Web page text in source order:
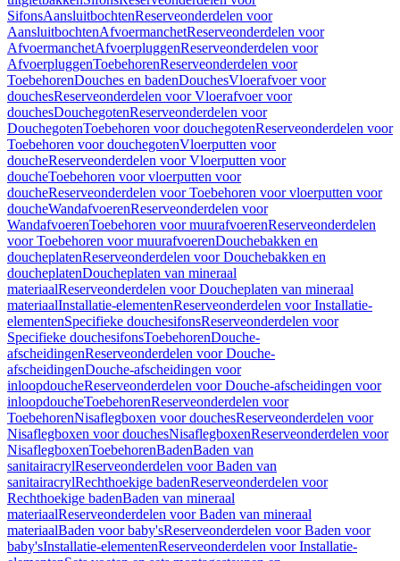
SifonsAansluitbochtenReserveonderdelen voor
AansluitbochtenAfvoermanchetReserveonderdelen voor
AfvoermanchetAfvoerpluggenReserveonderdelen voor
AfvoerpluggenToebehorenReserveonderdelen voor
ToebehorenDouches en badenDouchesVloerafvoer voor
douchesReserveonderdelen voor Vloerafvoer voor
douchesDouchegotenReserveonderdelen voor
DouchegotenToebehoren voor douchegotenReserveonderdelen voor
Toebehoren voor douchegotenVloerputten voor
doucheReserveonderdelen voor Vloerputten voor
doucheToebehoren voor vloerputten voor
doucheReserveonderdelen voor Toebehoren voor vloerputten voor
doucheWandafvoerenReserveonderdelen voor
WandafvoerenToebehoren voor muurafvoerenReserveonderdelen
voor Toebehoren voor muurafvoerenDouchebakken en
doucheplatenReserveonderdelen voor Douchebakken en
doucheplatenDoucheplaten van mineraal
materiaalReserveonderdelen voor Doucheplaten van mineraal
materiaalInstallatie-elementenReserveonderdelen voor Installatie-
elementenSpecifieke douchesifonsReserveonderdelen voor
Specifieke douchesifonsToebehorenDouche-
afscheidingenReserveonderdelen voor Douche-
afscheidingenDouche-afscheidingen voor
inloopdoucheReserveonderdelen voor Douche-afscheidingen voor
inloopdoucheToebehorenReserveonderdelen voor
ToebehorenNisaflegboxen voor douchesReserveonderdelen voor
Nisaflegboxen voor douchesNisaflegboxenReserveonderdelen voor
NisaflegboxenToebehorenBadenBaden van
sanitairacrylReserveonderdelen voor Baden van
sanitairacrylRechthoekige badenReserveonderdelen voor
Rechthoekige badenBaden van mineraal
materiaalReserveonderdelen voor Baden van mineraal
materiaalBaden voor baby'sReserveonderdelen voor Baden voor
baby'sInstallatie-elementenReserveonderdelen voor Installatie-